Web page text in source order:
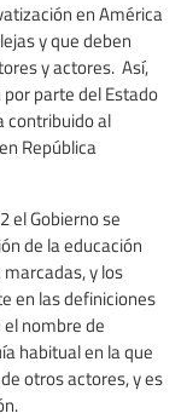
en América
y que deben
y actores. Así,
parte del Estado
contribuido al
República
el Gobierno se
de la educación
y los
en las definiciones
nombre de
habitual en la que
otros actores, y es